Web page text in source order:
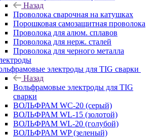
Назад
Проволока сварочная на катушках
Порошковая самозащитная проволока
Проволока для алюм. сплавов
Проволока для нерж. сталей
Проволока для черного металла
электроды для TIG сварки
Назад
Вольфрамовые электроды для TIG
сварки
ВОЛЬФРАМ WC-20 (серый)
ВОЛЬФРАМ WL-15 (золотой)
ВОЛЬФРАМ WL-20 (голубой)
ВОЛЬФРАМ WP (зеленый)